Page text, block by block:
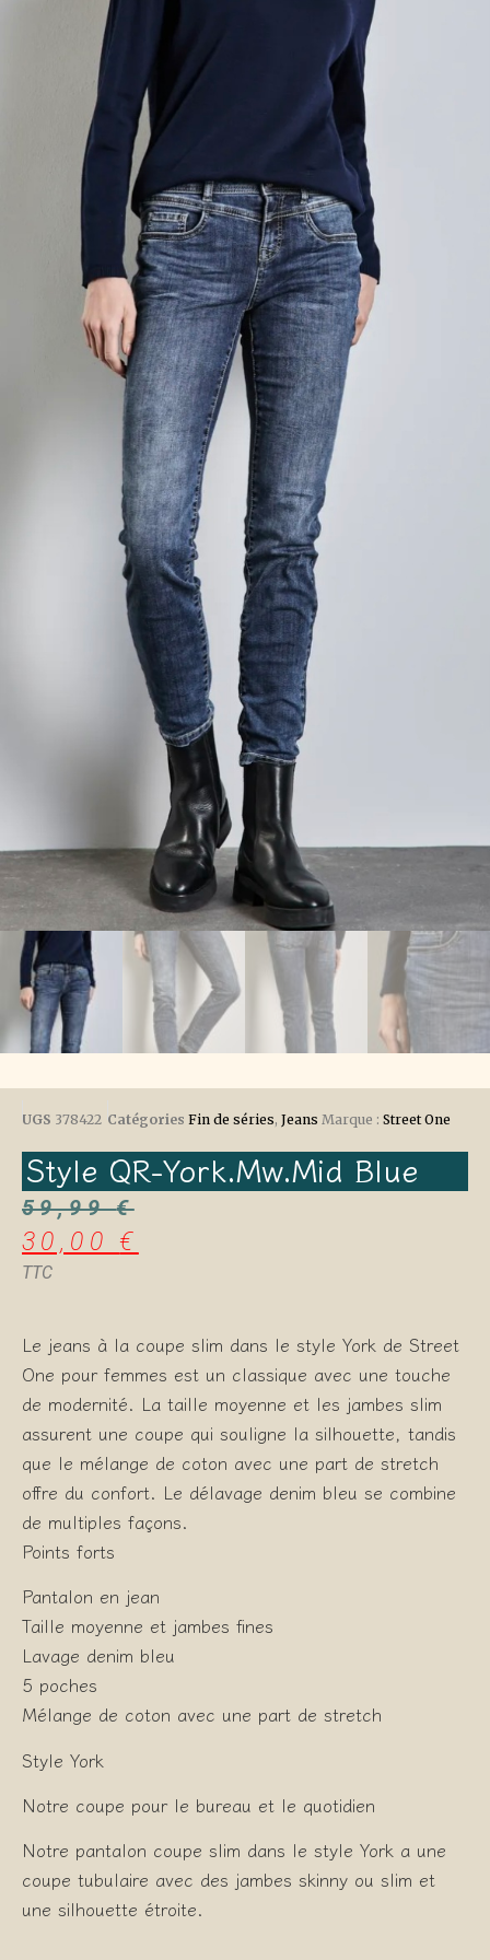
UGS 378422 Catégories Fin de séries, Jeans Marque : Street One
Style QR-York.mw.mid Blue
59,99€
30,00€
TTC
Le jeans à la coupe slim dans le style York de Street
One pour femmes est un classique avec une touche
de modernité. La taille moyenne et les jambes slim
assurent une coupe qui souligne la silhouette, tandis
que le mélange de coton avec une part de stretch
offre du confort. Le délavage denim bleu se combine
de multiples façons.
Points forts
Pantalon en jean
Taille moyenne et jambes fines
Lavage denim bleu
5 poches
Mélange de coton avec une part de stretch
Style York
Notre coupe pour le bureau et le quotidien
Notre pantalon coupe slim dans le style York a une
coupe tubulaire avec des jambes skinny ou slim et
une silhouette étroite.